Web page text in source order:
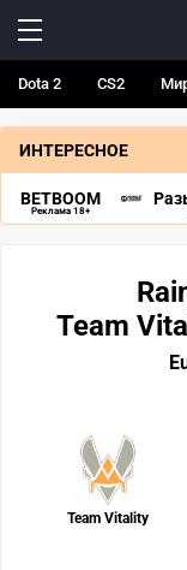
Dota 2 CS2
ИНТЕРЕСНОЕ
BETBOOM
Реклама 18+
Team
Team Vitality